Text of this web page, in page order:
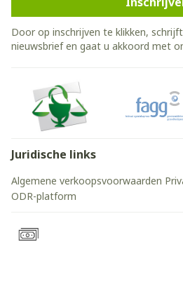
Door op inschrijven te klikken,
nieuwsbrief en gaat u akkoord met
Juridische links
Algemene verkoopsvoorwaarden
ODR-platform